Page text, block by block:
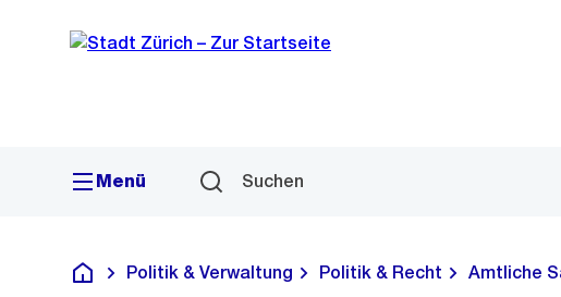
Navigation
Sprunglink
Menü Suchen
Deutsch
Politik & Verwaltung Politik & Recht Amtliche